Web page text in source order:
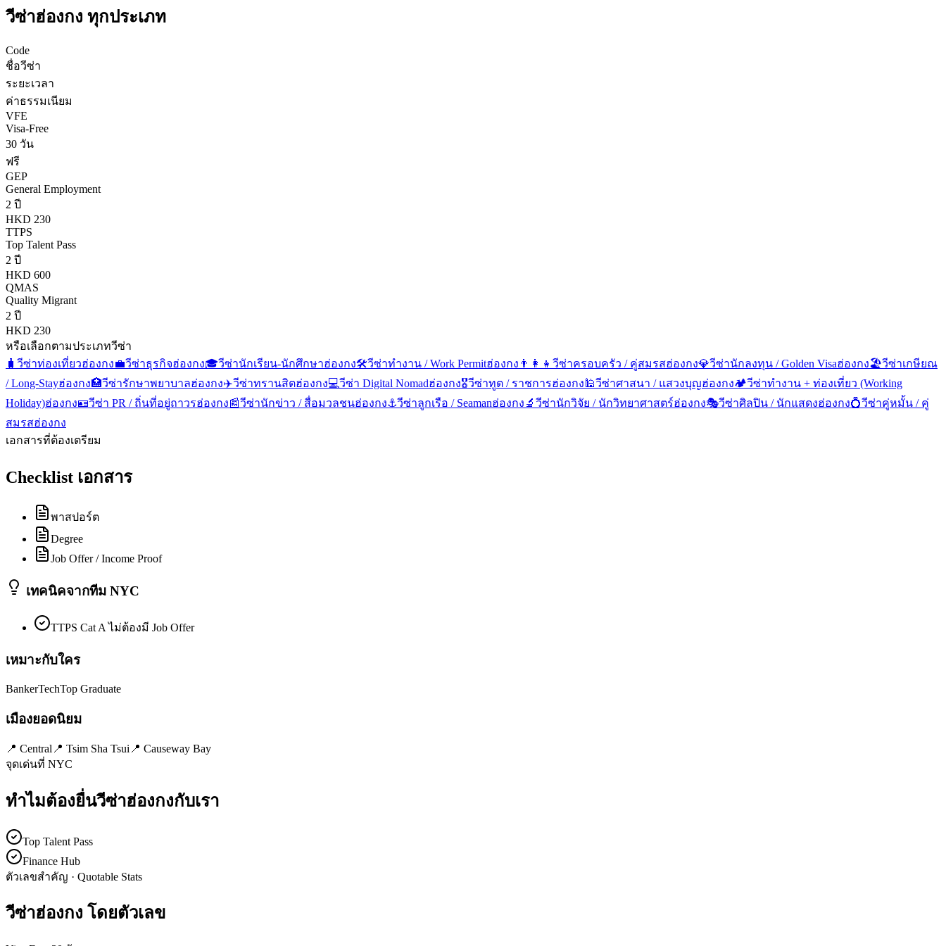
วีซ่าฮ่องกง ทุกประเภท
Code
ชื่อวีซ่า
ระยะเวลา
ค่าธรรมเนียม
VFE
Visa-Free
30 วัน
ฟรี
GEP
General Employment
2 ปี
HKD 230
TTPS
Top Talent Pass
2 ปี
HKD 600
QMAS
Quality Migrant
2 ปี
HKD 230
หรือเลือกตามประเภทวีซ่า
🧳 วีซ่าท่องเที่ยวฮ่องกง💼วีซ่าธุรกิจฮ่องกง🎓วีซ่านักเรียน-นักศึกษาฮ่องกง🛠️วีซ่าทำงาน / Work Permitฮ่องกง 👨‍👩‍👧 วีซ่าครอบครัว / คู่สมรสฮ่องกง💎วีซ่านักลงทุน / Golden Visaฮ่องกง🏖️วีซ่าเกษียณ
/ Long-Stayฮ่องกง🏥วีซ่ารักษาพยาบาลฮ่องกง✈️วีซ่าทรานสิตฮ่องกง💻วีซ่า Digital Nomadฮ่องกง🎖️วีซ่าทูต / ราชการฮ่องกง 🕌วีซ่าศาสนา / แสวงบุญฮ่องกง🏕️วีซ่าทำงาน + ท่องเที่ยว (Working
Holiday)ฮ่องกง🪪วีซ่า PR / ถิ่นที่อยู่ถาวรฮ่องกง📰วีซ่านักข่าว / สื่อมวลชนฮ่องกง⚓วีซ่าลูกเรือ / Seamanฮ่องกง 🔬 วีซ่านักวิจัย / นักวิทยาศาสตร์ฮ่องกง🎭วีซ่าศิลปิน / นักแสดงฮ่องกง💍วีซ่าคู่หมั้น / คู่
สมรสฮ่องกง
เอกสารที่ต้องเตรียม
Checklist เอกสาร
พาสปอร์ต
Degree
Job Offer / Income Proof
เทคนิคจากทีม NYC
TTPS Cat A ไม่ต้องมี Job Offer
เหมาะกับใคร
BankerTechTop Graduate
เมืองยอดนิยม
📍 Central 📍 Tsim Sha Tsui 📍 Causeway Bay
จุดเด่นที่ NYC
ทำไมต้องยื่นวีซ่าฮ่องกงกับเรา
Top Talent Pass
Finance Hub
ตัวเลขสำคัญ · Quotable Stats
วีซ่าฮ่องกง โดยตัวเลข